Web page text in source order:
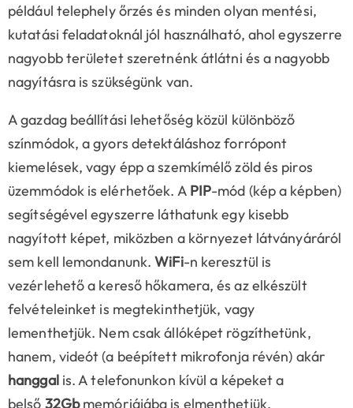
például telephely őrzés és minden olyan mentési,
kutatási feladatoknál jól használható, ahol egyszerre
nagyobb területet szeretnénk átlátni és a nagyobb
nagyításra is szükségünk van.
A gazdag beállítási lehetőség közül különböző
színmódok, a gyors detektáláshoz forrópont
kiemelések, vagy épp a szemkímélő zöld és piros
üzemmódok is elérhetőek. A PIP-mód (kép a képben)
segítségével egyszerre láthatunk egy kisebb
nagyított képet, miközben a környezet látványáráról
sem kell lemondanunk.WiFi-n keresztül is
vezérlehető a kereső hőkamera, és az elkészült
felvételeinket is megtekinthetjük, vagy
lementhetjük. Nem csak állóképet rögzíthetünk,
hanem, videót (a beépített mikrofonja révén) akár
hanggal is. A telefonunkon kívül a képeket a
belső 32Gbmemóriájába is elmenthetjük.